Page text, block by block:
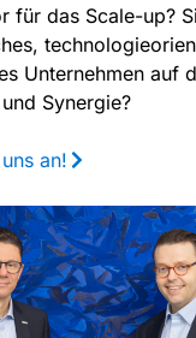
für das Scale-up?
Unternehmen auf
Synergie?
an!